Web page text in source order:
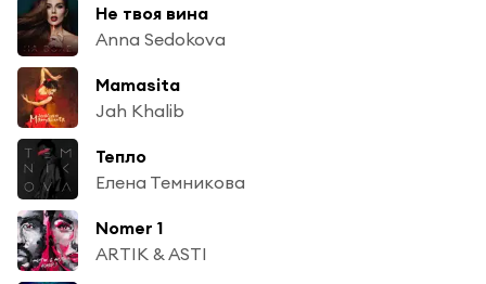
Не твоя вина
Anna Sedokova
Mamasita
Jah Khalib
Тепло
Елена Темникова
Nomer 1
ARTIK & ASTI